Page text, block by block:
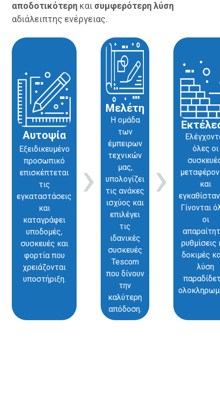
αποδοτικότερη και συμφερότερη λύση
αδιάλειπτης ενέργειας.
Αυτοψία
Εξειδικευμένο
προσωπικό
επισκέπτεται
τις
εγκαταστάσεις
και
καταγράφει
υποδομές,
συσκευές και
φορτία που
χρειάζονται
υποστήριξη.
›
Μελέτη
Η ομάδα
των
έμπειρων
τεχνικών
μας,
υπολογίζει
τις ανάκες
ισχύος και
επιλέγει
τις
ιδανικές
συσκευές
Tescom
που δίνουν
την
καλύτερη
απόδοση.
›
όλες οι
και
Γίνονται
οι
ρυθμίσεις
δοκιμές
λύση